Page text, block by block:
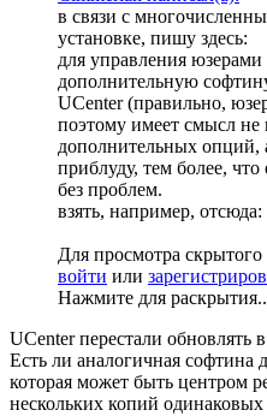
в связи с
установке, пишу здесь:
для управления юзерами
дополнительную
UCenter (правильно,
поэтому имеет смысл не
дополнительных опций,
приблуду, тем более, что
без проблем.
взять, например, отсюда:
Для просмотра
войти или
Нажмите для
UCenter перестали обновлять
Есть ли аналогичная софтина
которая может быть центром
нескольких копий